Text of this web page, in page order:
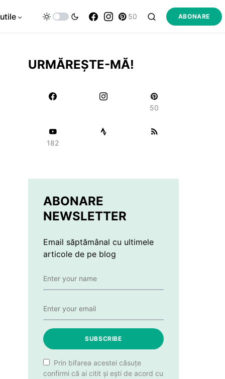
50 ABONARE
URMĂREȘTE-MĂ!
50
182
ABONARE
NEWSLETTER
Email săptămânal cu ultimele
articole de pe blog
SUBSCRIBE
Prin bifarea acestei căsuțe
confirmi că ai citit și ești de acord cu